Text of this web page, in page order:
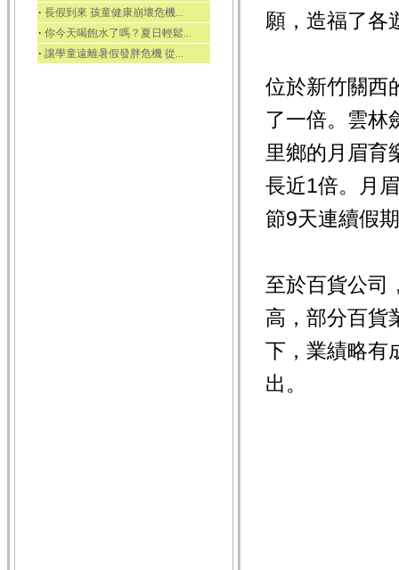
‧ 長假到來 孩童健康崩壞危機...
‧ 你今天喝飽水了嗎？夏日輕鬆...
‧ 讓學童遠離暑假發胖危機 從...
願，造福了各
位於新竹關西
了一倍。雲林
里鄉的月眉育
長近1倍。月
節9天連續假
至於百貨公司
高，部分百貨
下，業績略有
出。